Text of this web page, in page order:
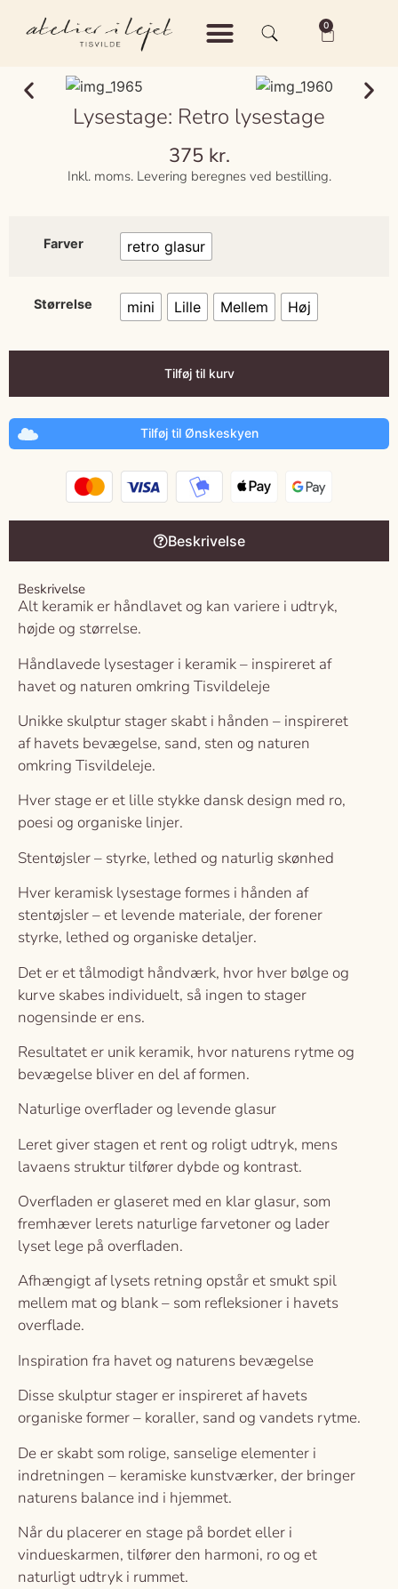
0
Lysestage: Retro lysestage
375 kr.
Inkl. moms. Levering beregnes ved bestilling.
Farver retro glasur
Størrelse mini Lille Mellem Høj
Tilføj til kurv
Tilføj til Ønskeskyen
Beskrivelse
Beskrivelse
Alt keramik er håndlavet og kan variere i udtryk,
højde og størrelse.
Håndlavede lysestager i keramik – inspireret af
havet og naturen omkring Tisvildeleje
Unikke skulptur stager skabt i hånden – inspireret
af havets bevægelse, sand, sten og naturen
omkring Tisvildeleje.
Hver stage er et lille stykke dansk design med ro,
poesi og organiske linjer.
Stentøjsler – styrke, lethed og naturlig skønhed
Hver keramisk lysestage formes i hånden af
stentøjsler – et levende materiale, der forener
styrke, lethed og organiske detaljer.
Det er et tålmodigt håndværk, hvor hver bølge og
kurve skabes individuelt, så ingen to stager
nogensinde er ens.
Resultatet er unik keramik, hvor naturens rytme og
bevægelse bliver en del af formen.
Naturlige overflader og levende glasur
Leret giver stagen et rent og roligt udtryk, mens
lavaens struktur tilfører dybde og kontrast.
Overfladen er glaseret med en klar glasur, som
fremhæver lerets naturlige farvetoner og lader
lyset lege på overfladen.
Afhængigt af lysets retning opstår et smukt spil
mellem mat og blank – som refleksioner i havets
overflade.
Inspiration fra havet og naturens bevægelse
Disse skulptur stager er inspireret af havets
organiske former – koraller, sand og vandets rytme.
De er skabt som rolige, sanselige elementer i
indretningen – keramiske kunstværker, der bringer
naturens balance ind i hjemmet.
Når du placerer en stage på bordet eller i
vindueskarmen, tilfører den harmoni, ro og et
naturligt udtryk i rummet.